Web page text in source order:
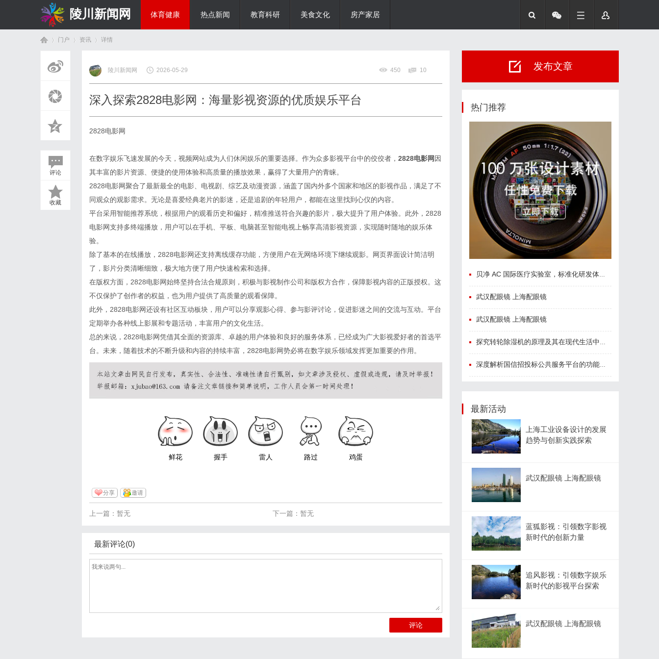
陵川新闻网 体育健康 热点新闻 教育科研 美食文化 房产家居
门户 资讯
›
详情
评论
收藏
陵川新闻网 2026-05-29 450 10
深入探索2828电影网：海量影视资源的优质娱乐平台
2828电影网
在数字娱乐飞速发展的今天，视频网站成为人们休闲娱乐的重要选择。作为众多影视平台中的佼佼者， 2828电影网 因
其丰富的影片资源、便捷的使用体验和高质量的播放效果，赢得了大量用户的青睐。
2828电影网聚合了最新最全的电影、电视剧、综艺及动漫资源，涵盖了国内外多个国家和地区的影视作品，满足了不
同观众的观影需求。无论是喜爱经典老片的影迷，还是追剧的年轻用户，都能在这里找到心仪的内容。
平台采用智能推荐系统，根据用户的观看历史和偏好，精准推送符合兴趣的影片，极大提升了用户体验。此外，2828
电影网支持多终端播放，用户可以在手机、平板、电脑甚至智能电视上畅享高清影视资源，实现随时随地的娱乐体
验。
除了基本的在线播放，2828电影网还支持离线缓存功能，方便用户在无网络环境下继续观影。网页界面设计简洁明
了，影片分类清晰细致，极大地方便了用户快速检索和选择。
在版权方面，2828电影网始终坚持合法合规原则，积极与影视制作公司和版权方合作，保障影视内容的正版授权。这
不仅保护了创作者的权益，也为用户提供了高质量的观看保障。
此外，2828电影网还设有社区互动板块，用户可以分享观影心得、参与影评讨论，促进影迷之间的交流与互动。平台
定期举办各种线上影展和专题活动，丰富用户的文化生活。
总的来说，2828电影网凭借其全面的资源库、卓越的用户体验和良好的服务体系，已经成为广大影视爱好者的首选平
台。未来，随着技术的不断升级和内容的持续丰富，2828电影网势必将在数字娱乐领域发挥更加重要的作用。
鲜花 握手 雷人 路过 鸡蛋
分享 邀请
下一篇：暂无
上一篇：暂无
最新评论(0)
评论
发布文章
热门推荐
贝净 AC 国际医疗实验室，标准化研发体系全解析
武汉配眼镜 上海配眼镜
武汉配眼镜 上海配眼镜
探究转轮除湿机的原理及其在现代生活中的应用优势
深度解析国信招投标公共服务平台的功能与优势
最新活动
上海工业设备设计的发展
趋势与创新实践探索
武汉配眼镜 上海配眼镜
蓝狐影视：引领数字影视
新时代的创新力量
追风影视：引领数字娱乐
新时代的影视平台探索
武汉配眼镜 上海配眼镜